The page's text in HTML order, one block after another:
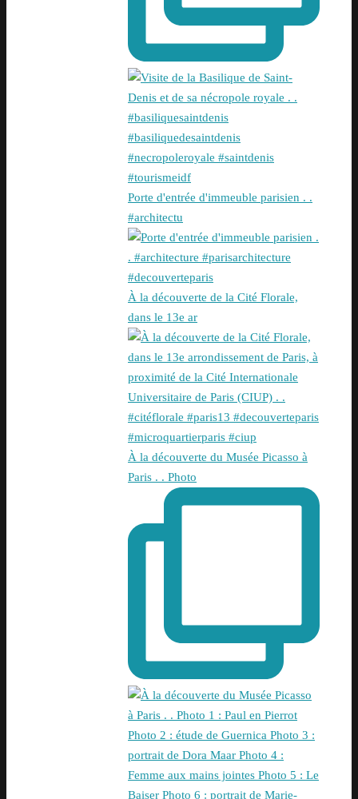
Porte d'entrée d'immeuble parisien . .
#architectu
À la découverte de la Cité Florale,
dans le 13e ar
À la découverte du Musée Picasso à
Paris . . Photo